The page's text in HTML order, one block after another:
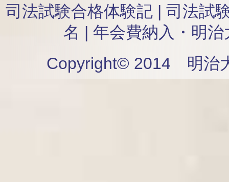
司法試験合格体験記| 司法試
名 | 年会費納入・明
Copyright© 2014 明治